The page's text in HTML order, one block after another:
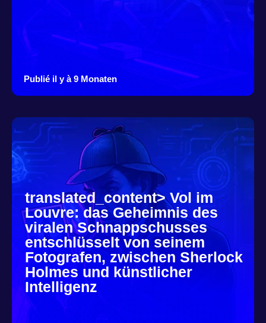
Publié il y à 9 Monaten
translated_content> Vol im
Louvre: das Geheimnis des
viralen Schnappschusses
entschlüsselt von seinem
Fotografen, zwischen Sherlock
Holmes und künstlicher
Intelligenz